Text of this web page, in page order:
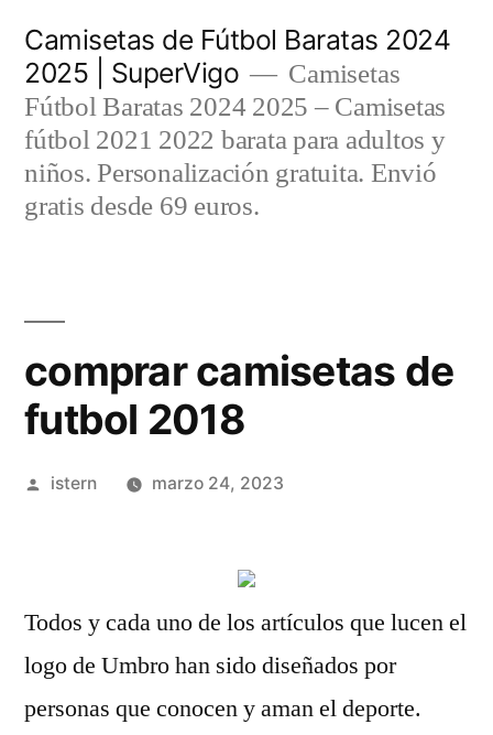
contenido
Camisetas de Fútbol Baratas 2024
2025 | SuperVigo
Camisetas
Fútbol Baratas 2024 2025 – Camisetas
fútbol 2021 2022 barata para adultos y
niños. Personalización gratuita. Envió
gratis desde 69 euros.
comprar camisetas de
futbol 2018
Publicado
istern marzo 24, 2023
Todos y cada uno de los artículos que lucen el
logo de Umbro han sido diseñados por
personas que conocen y aman el deporte.